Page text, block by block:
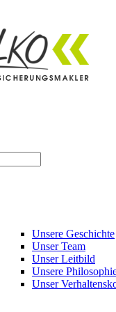
Unsere Geschichte
Unser Team
Unser Leitbild
Unsere
Unser